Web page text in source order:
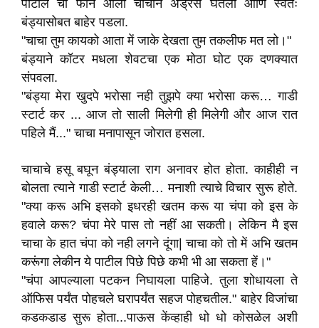
पाटील चा फोन आला चाचाने अड्रेस घेतला आणि स्वतः
बंड्यासोबत बाहेर पडला.
"चाचा तुम कायको आता में जाके देखता तुम तकलीफ मत लो।"
बंड्याने कॉटर मधला शेवटचा एक मोठा घोट एक दणक्यात
संपवला.
"बंड्या मेरा खुदपे भरोसा नही तुझपे क्या भरोसा करू… गाडी
स्टार्ट कर ... आज तो साली मिलेगी ही मिलेगी और आज रात
पहिले मैं..." चाचा मनापासून जोरात हसला.
चाचाचे हसू बघून बंड्याला राग अनावर होत होता. काहीही न
बोलता त्याने गाडी स्टार्ट केली… मनाशी त्याचे विचार सुरू होते.
"क्या करू अभि इसको इधरही खतम करू या चंपा को इस के
हवाले करू? चंपा मेरे पास तो नहीं आ सकती। लेकिन मै इस
चाचा के हात चंपा को नही लगने दूंगा| चाचा को तो में अभि खतम
करूंगा लेकीन ये पाटील पिछे पिछे कभी भी आ सकता हें।"
"चंपा आपल्याला पटकन निघायला पाहिजे. तुला शोधायला ते
ऑफिस पर्यंत पोहचले घरापर्यंत सहज पोहचतील." बाहेर विजांचा
कडकडाड सुरू होता...पाऊस केंव्हाही धो धो कोसळेल अशी